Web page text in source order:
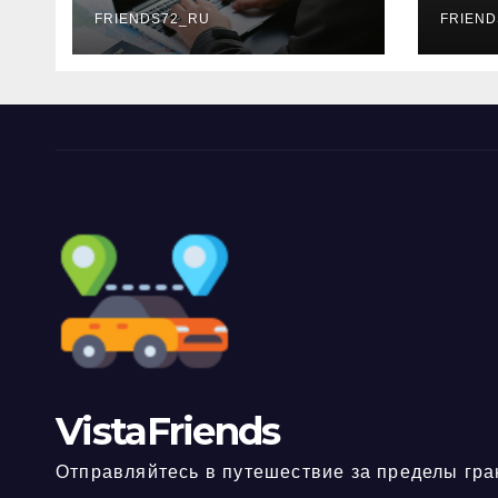
FRIENDS72_RU
VistaFriends
Отправляйтесь в путешествие за пределы